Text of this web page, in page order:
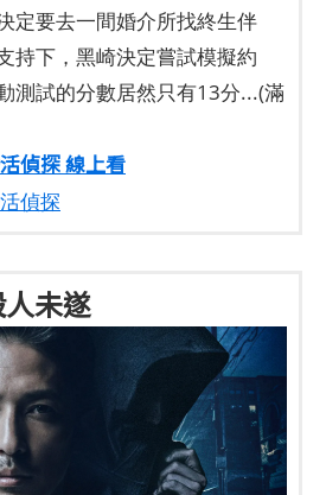
定要去一間婚介所找終生伴
持下，黑崎決定嘗試模擬約
測試的分數居然只有13分...(滿
偵探 線上看
偵探
未遂